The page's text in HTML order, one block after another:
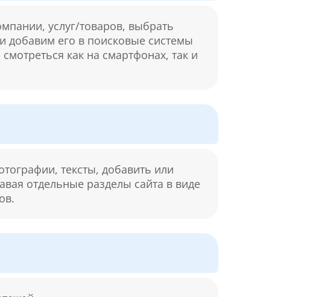
услуг/товаров, выбрать
добавим его в поисковые системы
как на смартфонах, так и
тексты, добавить или
отдельные разделы сайта в виде